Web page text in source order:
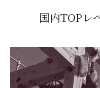
国内TOPレ